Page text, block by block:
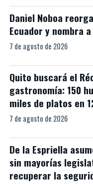
Daniel Noboa
Ecuador y nombra
7 de agosto de 2026
Quito buscará el
gastronomía: 150
miles de platos en
7 de agosto de 2026
De la Espriella
sin mayorías
recuperar la